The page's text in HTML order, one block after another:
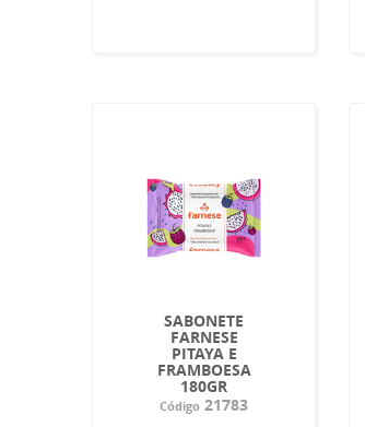
SABONETE
FARNESE
PITAYA E
FRAMBOESA
180GR
Código 21783